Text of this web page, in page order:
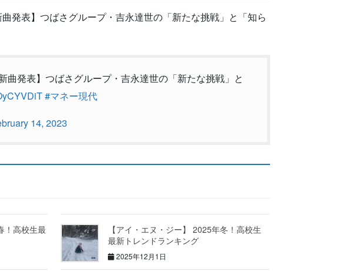
発表】つばさグループ・吉永達世の「新たな挑戦」と「知ら
曲発表】つばさグループ・吉永達世の「新たな挑戦」と
#マネー現代
14, 2023
！高校生最
【アイ・エヌ・ジー】 2025年冬！高校生
最新トレンドランキング
2025年12月1日